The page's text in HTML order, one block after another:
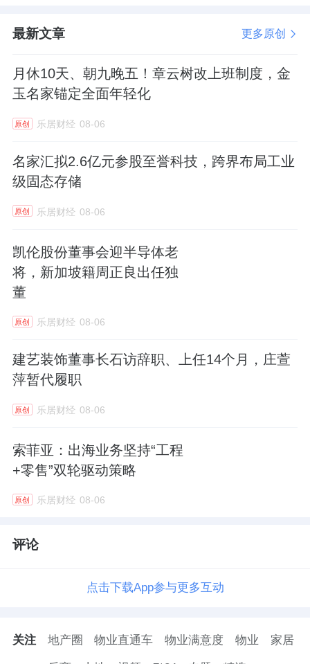
最新文章 更多原创
月休10天、朝九晚五！章云树改上班制度，金
玉名家锚定全面年轻化
原创 乐居财经 08-06
名家汇拟2.6亿元参股至誉科技，跨界布局工业
级固态存储
原创 乐居财经 08-06
凯伦股份董事会迎半导体老
将，新加坡籍周正良出任独
董
原创 乐居财经 08-06
建艺装饰董事长石访辞职、上任14个月，庄萱
萍暂代履职
原创 乐居财经 08-06
索菲亚：出海业务坚持“工程
+零售”双轮驱动策略
原创 乐居财经 08-06
评论
点击下载App参与更多互动
关注 地产圈 物业直通车 物业满意度 物业 家居